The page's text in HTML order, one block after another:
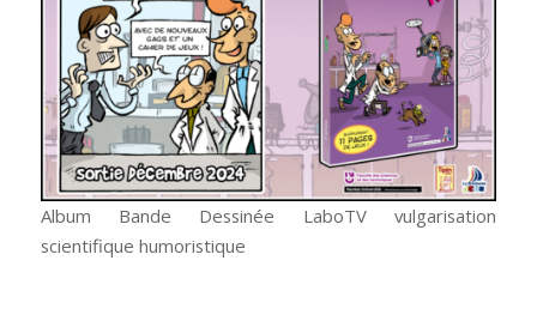
Album Bande Dessinée LaboTV vulgarisation
scientifique humoristique